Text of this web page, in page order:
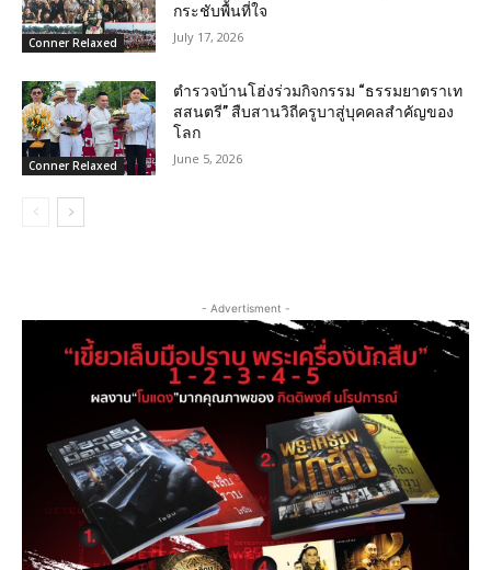
Conner Relaxed
กระชับพื้นที่ใจ
July 17, 2026
Conner Relaxed
ตำรวจบ้านโฮ่งร่วมกิจกรรม “ธรรมยาตราเท
สสนตรี” สืบสานวิถีครูบาสู่บุคคลสำคัญของ
โลก
June 5, 2026
- Advertisment -